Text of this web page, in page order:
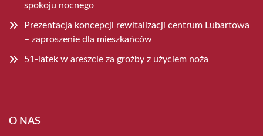
spokoju nocnego
Prezentacja koncepcji rewitalizacji centrum Lubartowa
– zaproszenie dla mieszkańców
51-latek w areszcie za groźby z użyciem noża
O NAS